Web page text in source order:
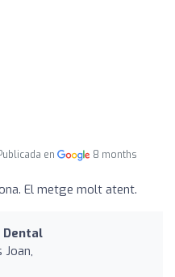
en
8 months
El metge molt atent.
Dental
Joan,